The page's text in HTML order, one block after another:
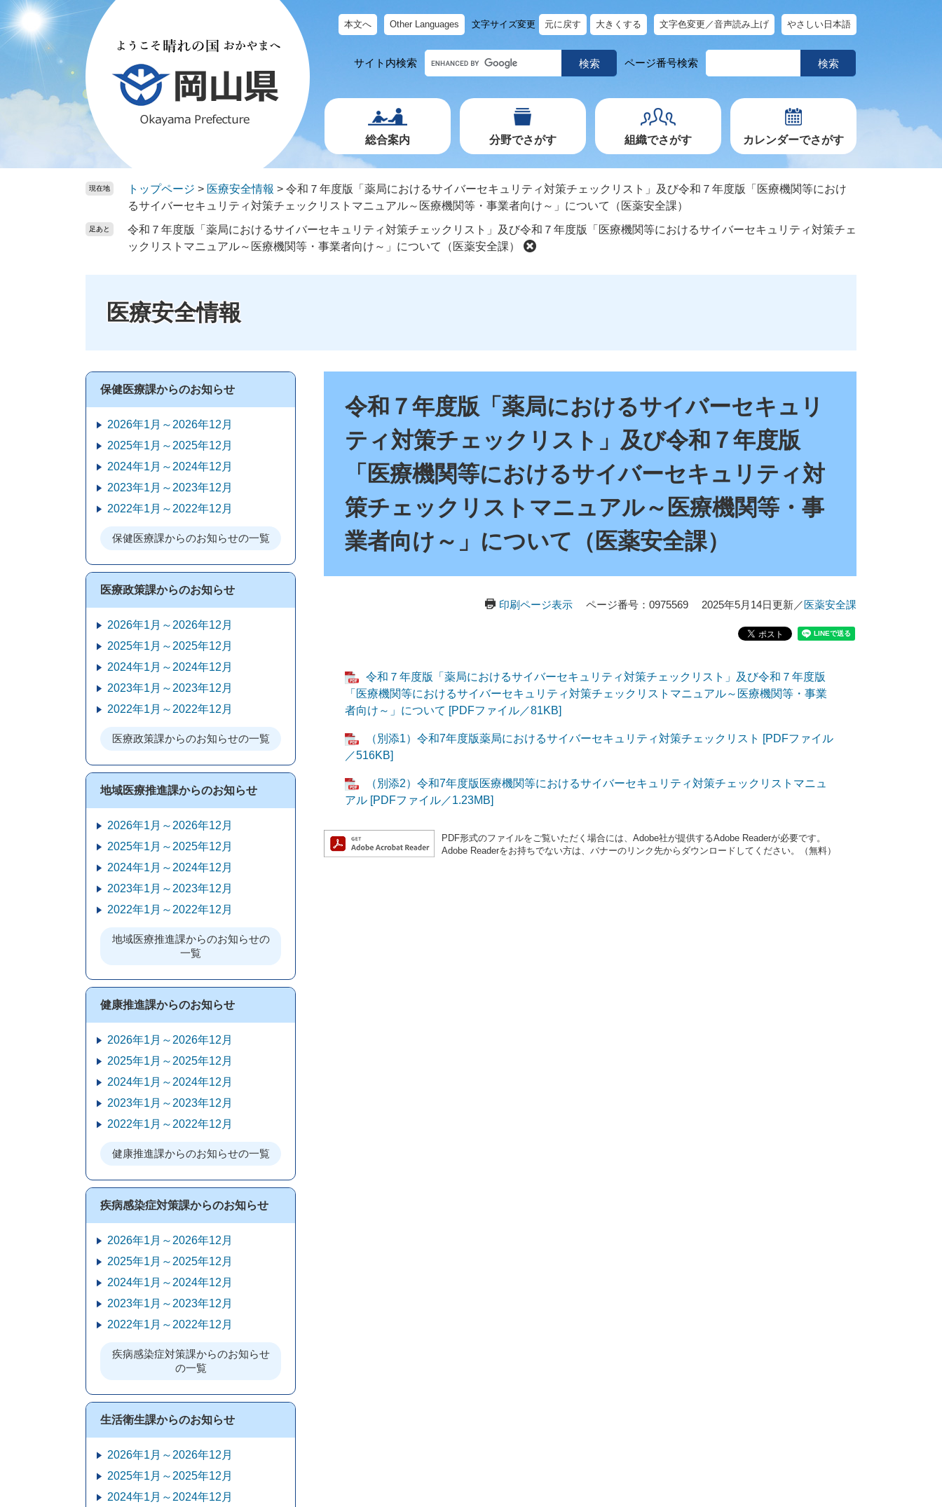
ー
ジ
ニ
ュ
本文へ Other Languages 文字サイズ変更 元に戻す 大きくする 文字色変更／音声読み上げ やさしい日本語
サイト内検索
キ
ー
ワ
ド
ページ番号検索
ペ
ジ
号
総合案内 分野でさがす 組織でさがす カレンダーでさがす
現在地 トップページ > 医療安全情報 > 令和７年度版「薬局におけるサイバーセキュリティ対策チェックリスト」及び令和７年度版「医療機関等におけ
るサイバーセキュリティ対策チェックリストマニュアル～医療機関等・事業者向け～」について（医薬安全課）
足あと
令和７年度版「薬局におけるサイバーセキュリティ対策チェックリスト」及び令和７年度版「医療機関等におけるサイバーセキュリティ対策チェ
ックリストマニュアル～医療機関等・事業者向け～」について（医薬安全課）
医療安全情報
令和７年度版「薬局におけるサイバーセキュリ
ティ対策チェックリスト」及び令和７年度版
「医療機関等におけるサイバーセキュリティ対
策チェックリストマニュアル～医療機関等・事
業者向け～」について（医薬安全課）
印刷ページ表示 ページ番号：0975569 2025年5月14日更新／医薬安全課
令和７年度版「薬局におけるサイバーセキュリティ対策チェックリスト」及び令和７年度版
「医療機関等におけるサイバーセキュリティ対策チェックリストマニュアル～医療機関等・事業
者向け～」について [PDFファイル／81KB]
（別添1）令和7年度版薬局におけるサイバーセキュリティ対策チェックリスト [PDFファイル
／516KB]
（別添2）令和7年度版医療機関等におけるサイバーセキュリティ対策チェックリストマニュ
アル [PDFファイル／1.23MB]
PDF形式のファイルをご覧いただく場合には、Adobe社が提供するAdobe Readerが必要です。
Adobe Readerをお持ちでない方は、バナーのリンク先からダウンロードしてください。（無料）
保健医療課からのお知らせ
2026年1月～2026年12月
2025年1月～2025年12月
2024年1月～2024年12月
2023年1月～2023年12月
2022年1月～2022年12月
保健医療課からのお知らせの一覧
医療政策課からのお知らせ
2026年1月～2026年12月
2025年1月～2025年12月
2024年1月～2024年12月
2023年1月～2023年12月
2022年1月～2022年12月
医療政策課からのお知らせの一覧
地域医療推進課からのお知らせ
2026年1月～2026年12月
2025年1月～2025年12月
2024年1月～2024年12月
2023年1月～2023年12月
2022年1月～2022年12月
地域医療推進課からのお知らせの
一覧
健康推進課からのお知らせ
2026年1月～2026年12月
2025年1月～2025年12月
2024年1月～2024年12月
2023年1月～2023年12月
2022年1月～2022年12月
健康推進課からのお知らせの一覧
疾病感染症対策課からのお知らせ
2026年1月～2026年12月
2025年1月～2025年12月
2024年1月～2024年12月
2023年1月～2023年12月
2022年1月～2022年12月
疾病感染症対策課からのお知らせ
の一覧
生活衛生課からのお知らせ
2026年1月～2026年12月
2025年1月～2025年12月
2024年1月～2024年12月